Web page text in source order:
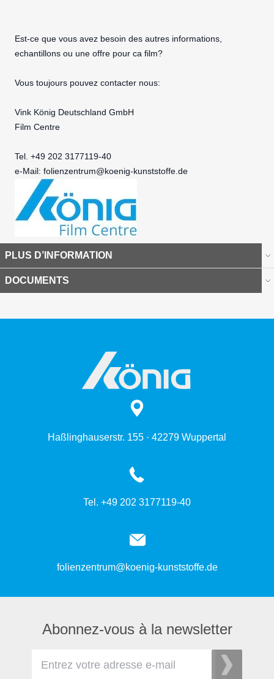
Est-ce que vous avez besoin des autres informations,
echantillons ou une offre pour ca film?
Vous toujours pouvez contacter nous:
Vink König Deutschland GmbH
Film Centre
Tel. +49 202 3177119-40
e-Mail: folienzentrum@koenig-kunststoffe.de
PLUS D’INFORMATION
DOCUMENTS
Haßlinghauserstr. 155 · 42279 Wuppertal
Tel. +49 202 3177119-40
folienzentrum@koenig-kunststoffe.de
Abonnez-vous à la newsletter